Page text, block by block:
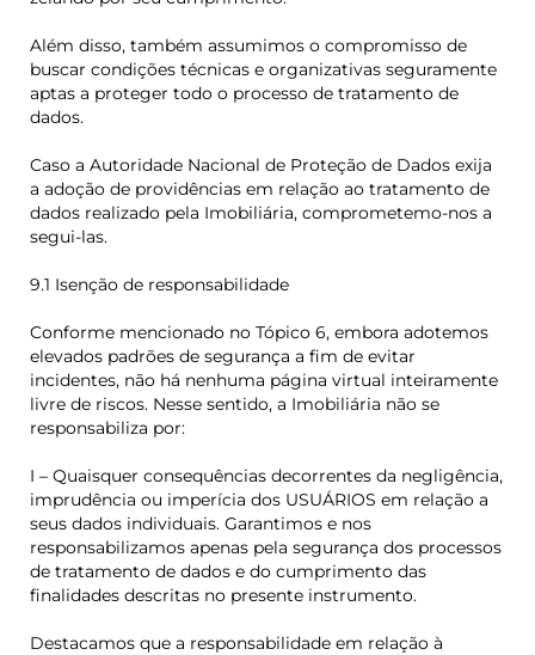
Além disso, também assumimos o compromisso de
buscar condições técnicas e organizativas seguramente
aptas a proteger todo o processo de tratamento de
dados.
Caso a Autoridade Nacional de Proteção de Dados exija
a adoção de providências em relação ao tratamento de
dados realizado pela Imobiliária, comprometemo-nos a
segui-las.
9.1 Isenção de responsabilidade
Conforme mencionado no Tópico 6, embora adotemos
elevados padrões de segurança a fim de evitar
incidentes, não há nenhuma página virtual inteiramente
livre de riscos. Nesse sentido, a Imobiliária não se
responsabiliza por:
I – Quaisquer consequências decorrentes da negligência,
imprudência ou imperícia dos USUÁRIOS em relação a
seus dados individuais. Garantimos e nos
responsabilizamos apenas pela segurança dos processos
de tratamento de dados e do cumprimento das
finalidades descritas no presente instrumento.
Destacamos que a responsabilidade em relação à